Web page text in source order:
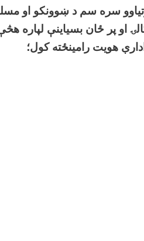
سره سم د ښوونکو او
او پر ځان بسیاینې لپاره
هویت رامینځته کول؛